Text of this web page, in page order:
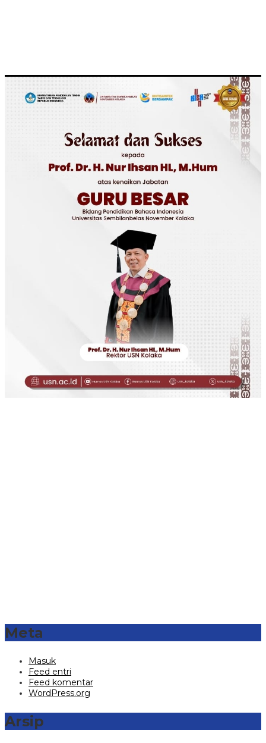
Meta
Masuk
Feed entri
Feed komentar
WordPress.org
Arsip